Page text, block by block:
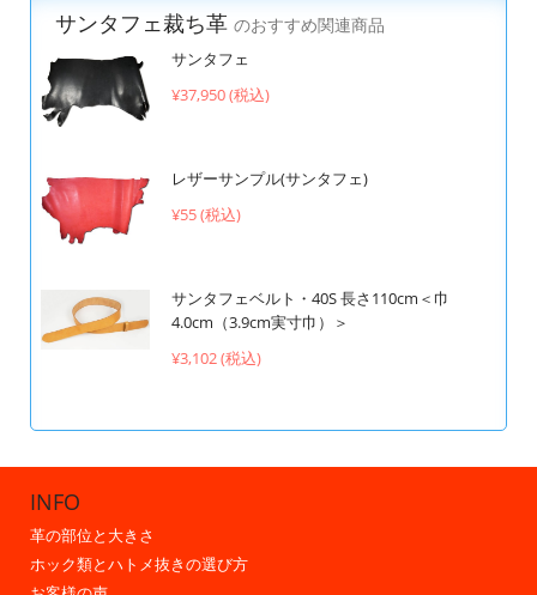
サンタフェ裁ち革 のおすすめ関連商品
サンタフェ
¥37,950 (税込)
レザーサンプル(サンタフェ)
¥55 (税込)
サンタフェベルト・40S 長さ110cm＜巾
4.0cm（3.9cm実寸巾）＞
¥3,102 (税込)
INFO
革の部位と大きさ
ホック類とハトメ抜きの選び方